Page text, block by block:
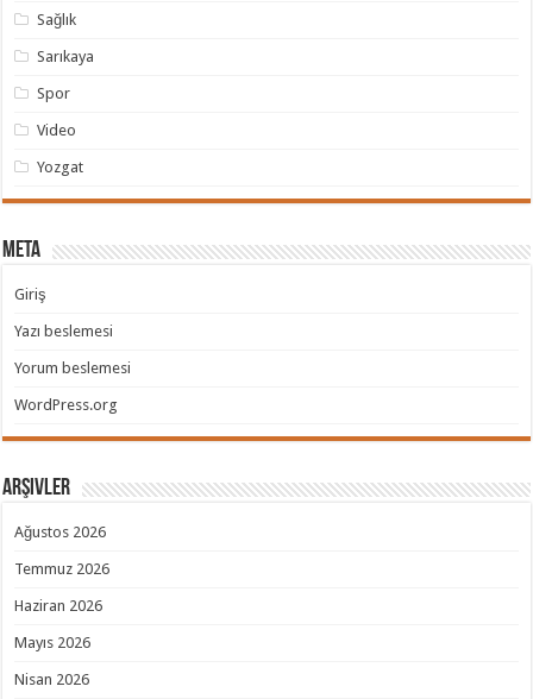
Sağlık
Sarıkaya
Spor
Video
Yozgat
Meta
Giriş
Yazı beslemesi
Yorum beslemesi
WordPress.org
Arşivler
Ağustos 2026
Temmuz 2026
Haziran 2026
Mayıs 2026
Nisan 2026